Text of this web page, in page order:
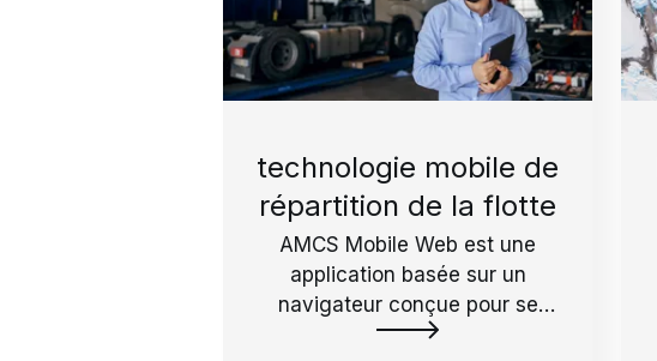
technologie mobile de
répartition de la flotte
AMCS Mobile Web est une
application basée sur un
navigateur conçue pour se
connecter directement à